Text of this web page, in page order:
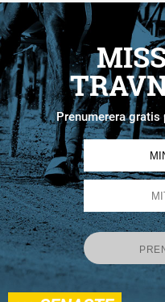
Prenumerera gratis